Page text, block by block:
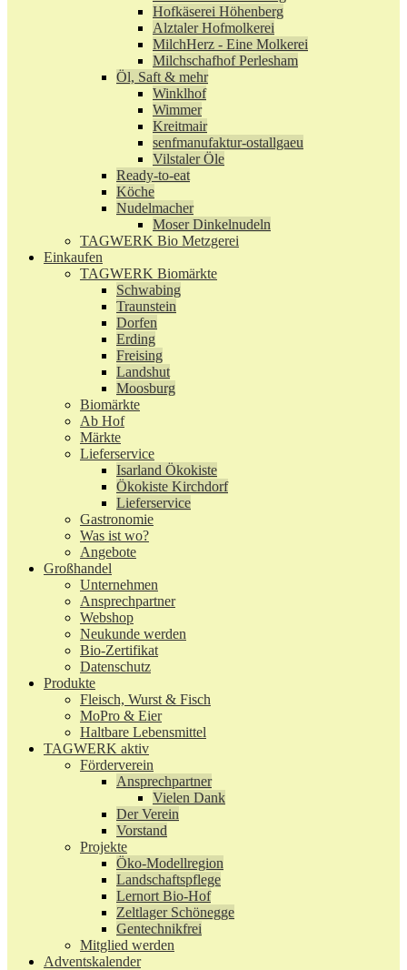
Hofkäserei Höhenberg
Alztaler Hofmolkerei
MilchHerz - Eine Molkerei
Milchschafhof Perlesham
Öl, Saft & mehr
Winklhof
Wimmer
Kreitmair
senfmanufaktur-ostallgaeu
Vilstaler Öle
Ready-to-eat
Köche
Nudelmacher
Moser Dinkelnudeln
TAGWERK Bio Metzgerei
Einkaufen
TAGWERK Biomärkte
Schwabing
Traunstein
Dorfen
Erding
Freising
Landshut
Moosburg
Biomärkte
Ab Hof
Märkte
Lieferservice
Isarland Ökokiste
Ökokiste Kirchdorf
Lieferservice
Gastronomie
Was ist wo?
Angebote
Großhandel
Unternehmen
Ansprechpartner
Webshop
Neukunde werden
Bio-Zertifikat
Datenschutz
Produkte
Fleisch, Wurst & Fisch
MoPro & Eier
Haltbare Lebensmittel
TAGWERK aktiv
Förderverein
Ansprechpartner
Vielen Dank
Der Verein
Vorstand
Projekte
Öko-Modellregion
Landschaftspflege
Lernort Bio-Hof
Zeltlager Schönegge
Gentechnikfrei
Mitglied werden
Adventskalender